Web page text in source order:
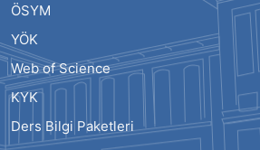
ÖSYM
YÖK
Web of Science
KYK
Ders Bilgi Paketleri